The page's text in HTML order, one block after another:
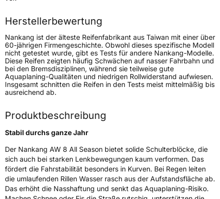
Höchstlast1450/1360 kg
Generelle Merkmale
FahrzeugtypTransporter
VerwendungGanzjahresreifen
ModellnameAW 8 AllSeason Van
Fahrzeugart Transporter
SchlauchtypTL
ZustandNeureifen
Herstellerbewertung
Nankang ist der älteste Reifenfabrikant aus Taiwan mit einer über
60-jährigen Firmengeschichte. Obwohl dieses spezifische Modell
nicht getestet wurde, gibt es Tests für andere Nankang-Modelle.
Diese Reifen zeigten häufig Schwächen auf nasser Fahrbahn und
bei den Bremsdisziplinen, während sie teilweise gute
Aquaplaning-Qualitäten und niedrigen Rollwiderstand aufwiesen.
Insgesamt schnitten die Reifen in den Tests meist mittelmäßig bis
ausreichend ab.
Produktbeschreibung
Stabil durchs ganze Jahr
Der Nankang AW 8 All Season bietet solide Schulterblöcke, die
sich auch bei starken Lenkbewegungen kaum verformen. Das
fördert die Fahrstabilität besonders in Kurven. Bei Regen leiten
die umlaufenden Rillen Wasser rasch aus der Aufstandsfläche ab.
Das erhöht die Nasshaftung und senkt das Aquaplaning-Risiko.